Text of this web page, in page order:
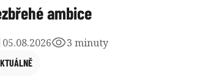
ambice
05.08.2026 3 minuty